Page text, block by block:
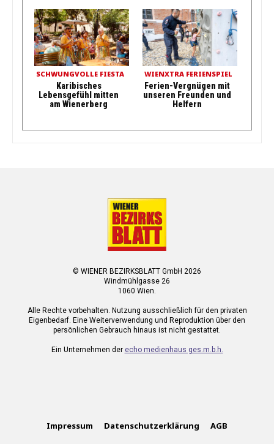
SCHWUNGVOLLE FIESTA
Karibisches
Lebensgefühl mitten
am Wienerberg
WIENXTRA FERIENSPIEL
Ferien-Vergnügen mit
unseren Freunden und
Helfern
© WIENER BEZIRKSBLATT GmbH 2026
Windmühlgasse 26
1060 Wien.
Alle Rechte vorbehalten. Nutzung ausschließlich für den privaten
Eigenbedarf. Eine Weiterverwendung und Reproduktion über den
persönlichen Gebrauch hinaus ist nicht gestattet.
Ein Unternehmen der echo medienhaus ges.m.b.h.
Impressum Datenschutzerklärung AGB